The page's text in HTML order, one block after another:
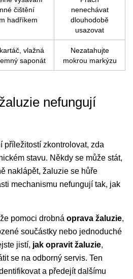
čištění
hadříkem
nenechávat
dlouhodobě
usazovat
vlažná
saponát
Nezatahujte
mokrou markýzu
nefungují
příležitostí zkontrolovat, zda
stavu. Někdy se může stát,
naklápět, žaluzie se hůře
mechanismu nefungují tak, jak
pomoci drobná oprava žaluzie,
součástky nebo jednoduché
jistí, jak opravit žaluzie,
se na odborný servis. Ten
a předejít dalšímu